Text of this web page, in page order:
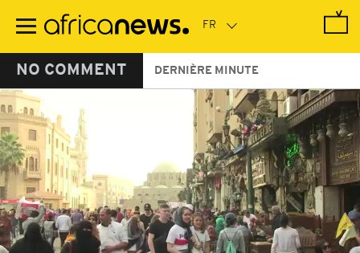
contenu
NO COMMENT DERNIÈRE MINUTE